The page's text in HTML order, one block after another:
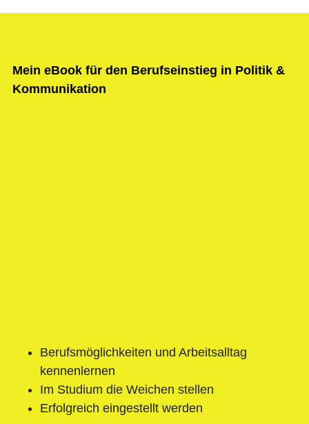
Mein eBook für den Berufseinstieg in Politik &
Kommunikation
Berufsmöglichkeiten und Arbeitsalltag
kennenlernen
Im Studium die Weichen stellen
Erfolgreich eingestellt werden